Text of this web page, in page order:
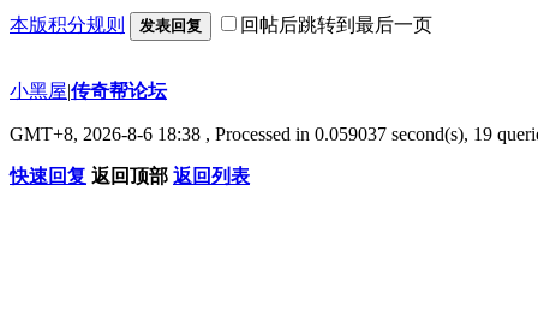
本版积分规则 发表回复 回帖后跳转到最后一页
小黑屋|传奇帮论坛
GMT+8, 2026-8-6 18:38 , Processed in 0.059037 second(s), 19
快速回复 返回顶部 返回列表